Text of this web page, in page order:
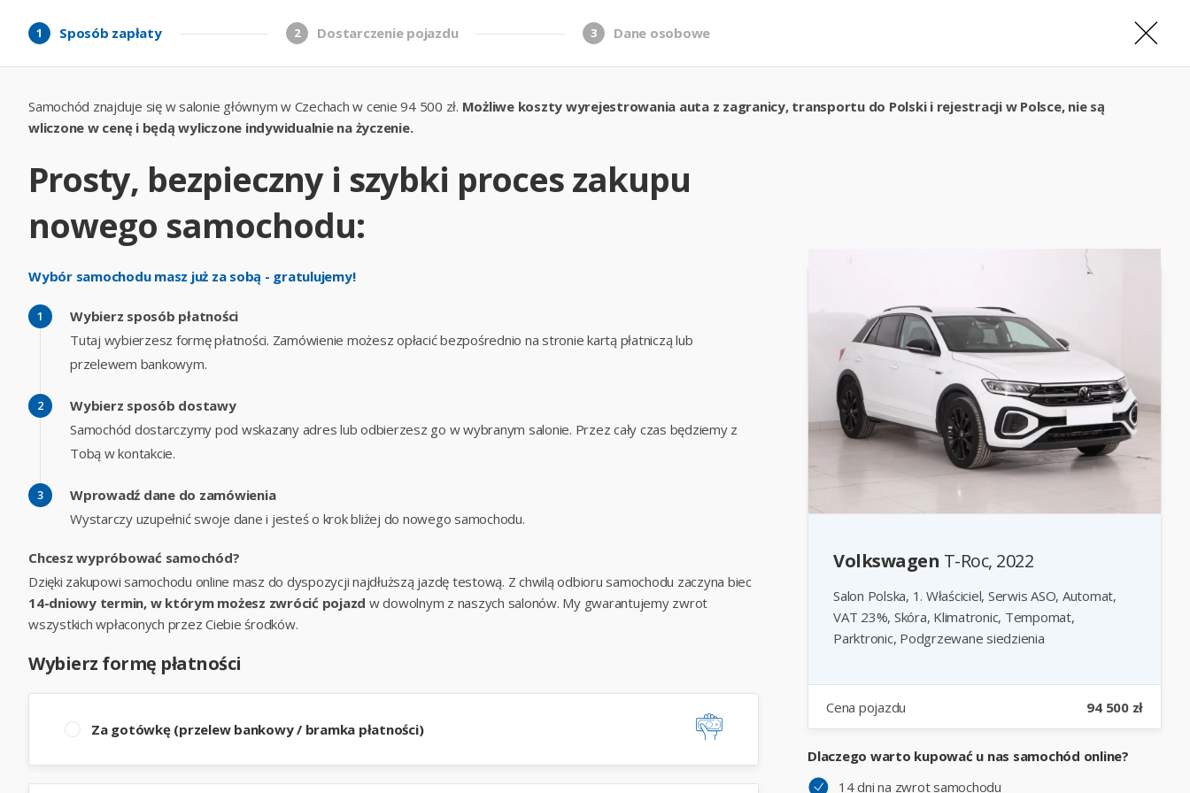
1 Sposób zapłaty 2 Dostarczenie pojazdu 3 Dane osobowe
Samochód znajduje się w salonie głównym w Czechach w cenie 94 500 zł. Możliwe koszty wyrejestrowania auta z zagranicy, transportu do Polski i rejestracji w Polsce, nie są
wliczone w cenę i będą wyliczone indywidualnie na życzenie.
Prosty, bezpieczny i szybki proces zakupu
nowego samochodu:
Wybór samochodu masz już za sobą - gratulujemy!
Wybierz sposób płatności
Tutaj wybierzesz formę płatności. Zamówienie możesz opłacić bezpośrednio na stronie kartą płatniczą lub
przelewem bankowym.
Wybierz sposób dostawy
Samochód dostarczymy pod wskazany adres lub odbierzesz go w wybranym salonie. Przez cały czas będziemy z
Tobą w kontakcie.
Wprowadź dane do zamówienia
Wystarczy uzupełnić swoje dane i jesteś o krok bliżej do nowego samochodu.
Chcesz wypróbować samochód?
Dzięki zakupowi samochodu online masz do dyspozycji najdłuższą jazdę testową. Z chwilą odbioru samochodu zaczyna biec
14-dniowy termin, w którym możesz zwrócić pojazd w dowolnym z naszych salonów. My gwarantujemy zwrot
wszystkich wpłaconych przez Ciebie środków.
Wybierz formę płatności
Za gotówkę (przelew bankowy / bramka płatności)
Volkswagen T-Roc, 2022
Salon Polska, 1. Właściciel, Serwis ASO, Automat,
VAT 23%, Skóra, Klimatronic, Tempomat,
Parktronic, Podgrzewane siedzienia
Cena pojazdu 94 500 zł
Dlaczego warto kupować u nas samochód online?
14 dni na zwrot samochodu